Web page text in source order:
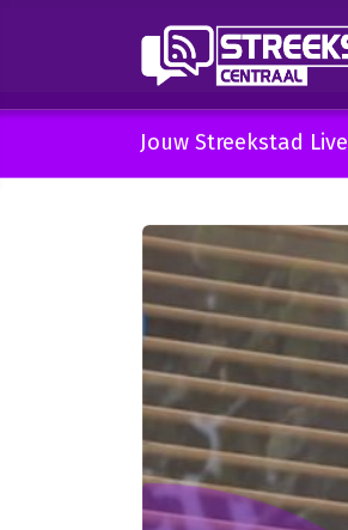
Jouw Streekstad Live